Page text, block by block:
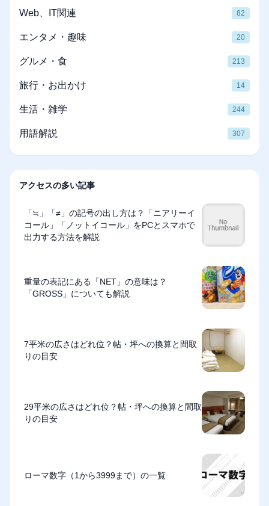
Web、IT関連 82
エンタメ・趣味 20
グルメ・食 213
旅行・お出かけ 14
生活・雑学 244
用語解説 307
アクセスの多い記事
「≒」「≠」の記号の出し方は？「ニアリーイ
コール」「ノットイコール」をPCとスマホで
出力する方法を解説
重量の表記にある「NET」の意味は？
「GROSS」についても解説
7平米の広さはどれ位？帖・坪への換算と間取
りの目安
29平米の広さはどれ位？帖・坪への換算と間取
りの目安
ローマ数字（1から3999まで）の一覧